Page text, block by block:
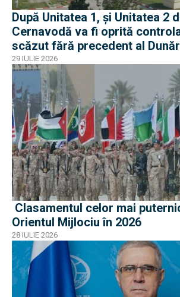
După Unitatea 1, și Unitatea 2
Cernavodă va fi oprită
scăzut fără precedent al
29 IULIE 2026
Clasamentul celor mai
Orientul Mijlociu în 2026
28 IULIE 2026